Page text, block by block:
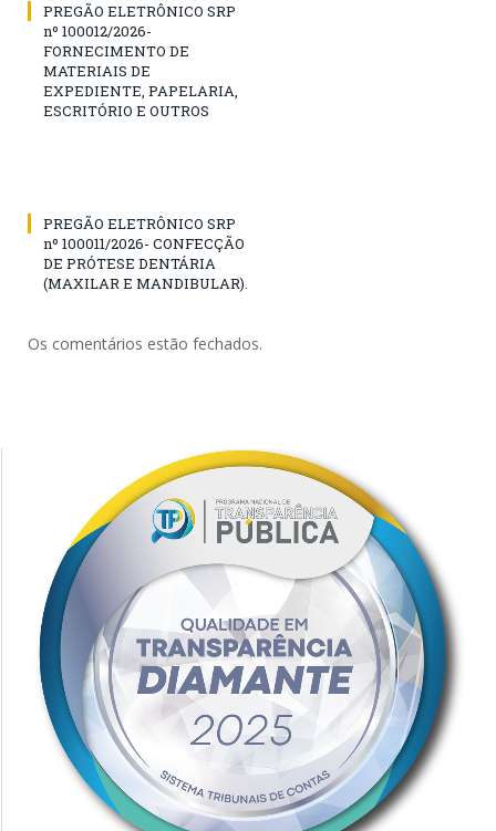
PREGÃO ELETRÔNICO SRP
nº 100012/2026-
FORNECIMENTO DE
MATERIAIS DE
EXPEDIENTE, PAPELARIA,
ESCRITÓRIO E OUTROS
PREGÃO ELETRÔNICO SRP
nº 100011/2026- CONFECÇÃO
DE PRÓTESE DENTÁRIA
(MAXILAR E MANDIBULAR).
Os comentários estão fechados.